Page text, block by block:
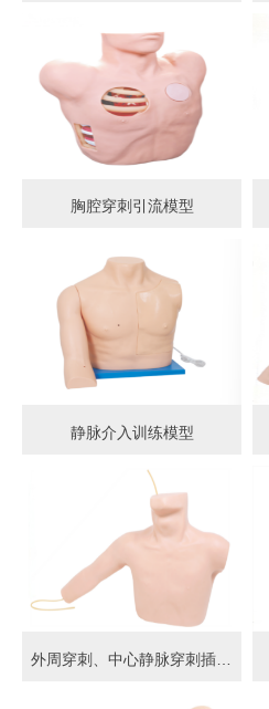
胸腔穿刺引流模型
静脉介入训练模型
外周穿刺、中心静脉穿刺插管模型